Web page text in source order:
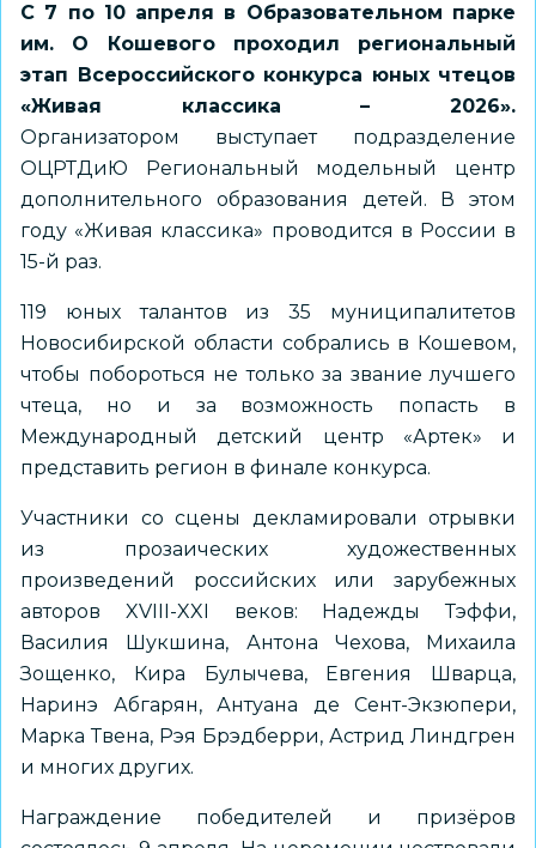
С 7 по 10 апреля в Образовательном парке
им. О Кошевого проходил региональный
этап Всероссийского конкурса юных чтецов
«Живая классика – 2026».
Организатором выступает подразделение
ОЦРТДиЮ Региональный модельный центр
дополнительного образования детей. В этом
году «Живая классика» проводится в России в
15-й раз.
119 юных талантов из 35 муниципалитетов
Новосибирской области собрались в Кошевом,
чтобы побороться не только за звание лучшего
чтеца, но и за возможность попасть в
Международный детский центр «Артек» и
представить регион в финале конкурса.
Участники со сцены декламировали отрывки
из прозаических художественных
произведений российских или зарубежных
авторов XVIII-XXI веков: Надежды Тэффи,
Василия Шукшина, Антона Чехова, Михаила
Зощенко, Кира Булычева, Евгения Шварца,
Наринэ Абгарян, Антуана де Сент-Экзюпери,
Марка Твена, Рэя Брэдберри, Астрид Линдгрен
и многих других.
Награждение победителей и призёров